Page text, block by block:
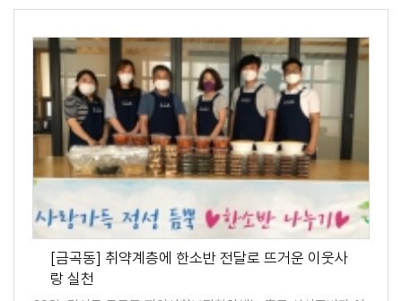
[금곡동] 취약계층에 한소반 전달로 뜨거운 이웃사
랑 실천